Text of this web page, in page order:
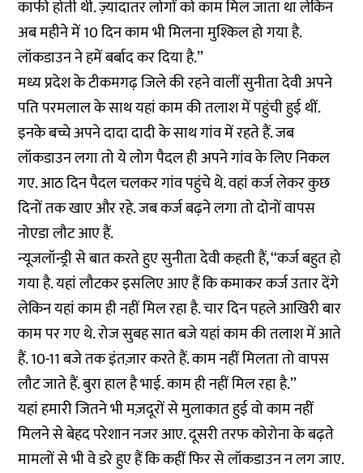
काफी होती थी. ज़्यादातर लोगों को काम मिल जाता था लेकिन
अब महीने में 10 दिन काम भी मिलना मुश्किल हो गया है.
लॉकडाउन ने हमें बर्बाद कर दिया है.’’
मध्य प्रदेश के टीकमगढ़ जिले की रहने वालीं सुनीता देवी अपने
पति परमलाल के साथ यहां काम की तलाश में पहुंची हुई थीं.
इनके बच्चे अपने दादा दादी के साथ गांव में रहते हैं. जब
लॉकडाउन लगा तो ये लोग पैदल ही अपने गांव के लिए निकल
गए. आठ दिन पैदल चलकर गांव पहुंचे थे. वहां कर्ज लेकर कुछ
दिनों तक खाए और रहे. जब कर्ज बढ़ने लगा तो दोनों वापस
नोएडा लौट आए हैं.
न्यूजलॉन्ड्री से बात करते हुए सुनीता देवी कहती हैं, ‘‘कर्ज बहुत हो
गया है. यहां लौटकर इसलिए आए हैं कि कमाकर कर्ज उतार देंगे
लेकिन यहां काम ही नहीं मिल रहा है. चार दिन पहले आखिरी बार
काम पर गए थे. रोज सुबह सात बजे यहां काम की तलाश में आते
हैं. 10-11 बजे तक इंतज़ार करते हैं. काम नहीं मिलता तो वापस
लौट जाते हैं. बुरा हाल है भाई. काम ही नहीं मिल रहा है.’’
यहां हमारी जितने भी मज़दूरों से मुलाकात हुई वो काम नहीं
मिलने से बेहद परेशान नजर आए. दूसरी तरफ कोरोना के बढ़ते
मामलों से भी वे डरे हुए हैं कि कहीं फिर से लॉकडाउन न लग जाए.